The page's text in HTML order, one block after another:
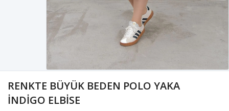
RENKTE BÜYÜK BEDEN POLO YAKA
İNDİGO ELBİSE